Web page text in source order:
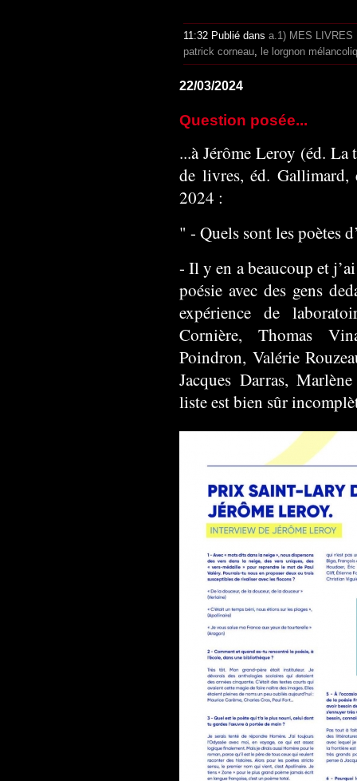
11:32 Publié dans a.1) MES LIVRES
patrick corneau, le lorgnon
22/03/2024
Question posée...
...à Jérôme Leroy (éd.
de livres, éd.
2024 :
" - Quels sont les poètes
- Il y en a beaucoup et
poésie avec des gens
expérience de
Cornière, Thomas
Poindron, Valérie
Jacques Darras,
liste est bien sûr